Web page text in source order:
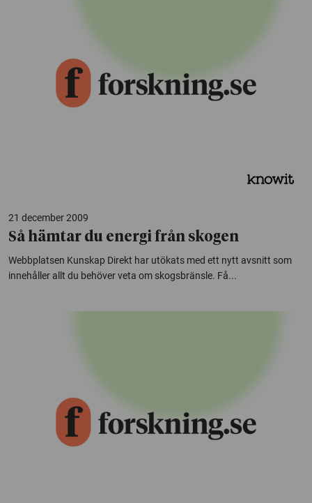
21 december 2009
Så hämtar du energi från skogen
Webbplatsen Kunskap Direkt har utökats med ett nytt avsnitt som
innehåller allt du behöver veta om skogsbränsle. Få...